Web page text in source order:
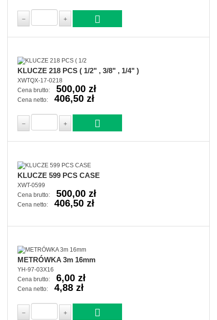
KLUCZE 218 PCS ( 1/2" , 3/8" , 1/4" )
XWTQX-17-0218
Cena brutto:
500,00 zł
Cena netto: 406,50 zł
KLUCZE 599 PCS CASE
XWT-0599
Cena brutto:
500,00 zł
Cena netto: 406,50 zł
METRÓWKA 3m 16mm
YH-97-03X16
Cena brutto:
6,00 zł
Cena netto: 4,88 zł